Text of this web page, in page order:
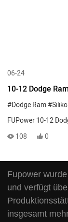
06-24
10-12 Dodge
#Dodge Ram
FUPower 10-12
108
0
Fupower
und verfügt
insgesamt